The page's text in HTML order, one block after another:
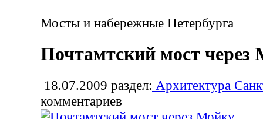
Мосты и набережные Петербурга
Почтамтский мост через
18.07.2009 раздел: Архитектура
комментариев